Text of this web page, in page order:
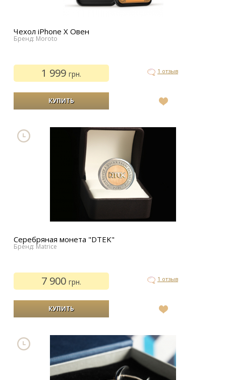
Чехол iPhone Х Овен
Бренд: Moroto
1 999грн. 1 отзыв
Серебряная монета "DTEK"
Бренд: Matrice
7 900грн. 1 отзыв